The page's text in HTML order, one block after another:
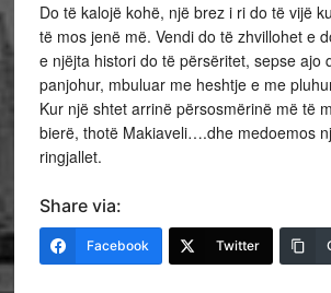
Do të kalojë kohë, një brez i ri do të vijë
të mos jenë më. Vendi do të zhvillohet e
e njëjta histori do të përsëritet, sepse ajo
panjohur, mbuluar me heshtje e me
Kur një shtet arrinë përsosmërinë më të
bierë, thotë Makiaveli….dhe medoemos
ringjallet.
Share via:
Facebook Twitter